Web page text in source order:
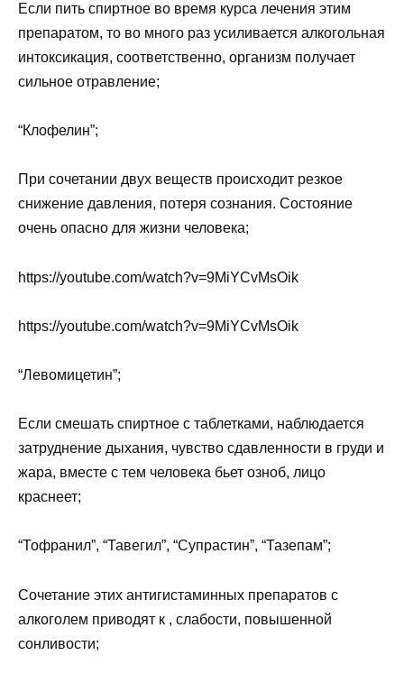
Если пить спиртное во время курса лечения этим
препаратом, то во много раз усиливается алкогольная
интоксикация, соответственно, организм получает
сильное отравление;
“Клофелин”;
При сочетании двух веществ происходит резкое
снижение давления, потеря сознания. Состояние
очень опасно для жизни человека;
https://youtube.com/watch?v=9MiYCvMsOik
https://youtube.com/watch?v=9MiYCvMsOik
“Левомицетин”;
Если смешать спиртное с таблетками, наблюдается
затруднение дыхания, чувство сдавленности в груди и
жара, вместе с тем человека бьет озноб, лицо
краснеет;
“Тофранил”, “Тавегил”, “Супрастин”, “Тазепам”;
Сочетание этих антигистаминных препаратов с
алкоголем приводят к , слабости, повышенной
сонливости;